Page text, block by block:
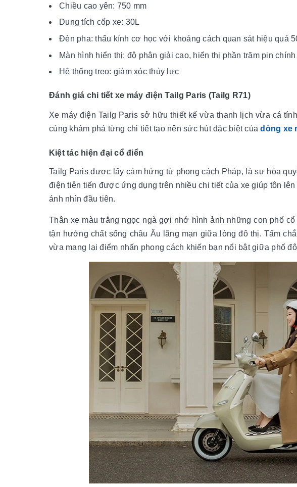
Chiều cao yên: 750 mm
Dung tích cốp xe: 30L
Đèn pha: thấu kính cơ học với khoảng cách quan sát hiệu quả
Màn hình hiển thị: độ phân giải cao, hiển thị phần trăm pin
Hệ thống treo: giảm xóc thủy lực
Đánh giá chi tiết xe máy điện Tailg Paris (Tailg R71)
Xe máy điện Tailg Paris sở hữu thiết kế vừa thanh lịch vừa cá
cùng khám phá từng chi tiết tạo nên sức hút đặc biệt củadòng xe
Kiệt tác hiện đại cổ điển
Tailg Paris được lấy cảm hứng từ phong cách Pháp, là sự hòa
điện tiên tiến được ứng dụng trên nhiều chi tiết của xe giúp tôn
ánh nhìn đầu tiên.
Thân xe màu trắng ngọc ngà gợi nhớ hình ảnh những con phố
tận hưởng chất sống châu Âu lãng mạn giữa lòng đô thị. Tấm
vừa mang lại điểm nhấn phong cách khiến bạn nổi bật giữa phố